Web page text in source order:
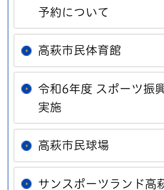
予約について
高萩市民体育館
令和6年度 スポーツ振
実施
高萩市民球場
サンスポーツランド高